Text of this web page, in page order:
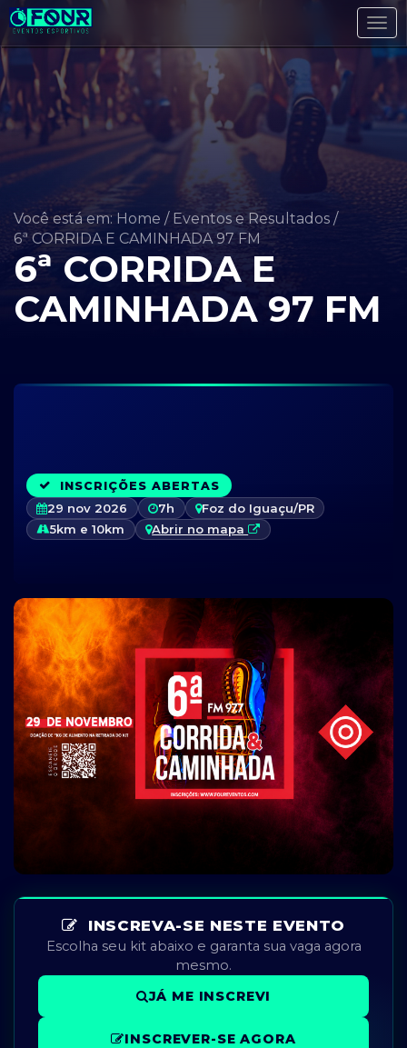
Você está em: Home / Eventos e Resultados /
6ª CORRIDA E CAMINHADA 97 FM
6ª CORRIDA E
CAMINHADA 97 FM
INSCRIÇÕES ABERTAS
29 nov 2026 7h
Foz do Iguaçu/PR
5km e 10km
Abrir no mapa
INSCREVA-SE NESTE EVENTO
Escolha seu kit abaixo e garanta sua vaga agora
mesmo.
JÁ ME INSCREVI
INSCREVER-SE AGORA